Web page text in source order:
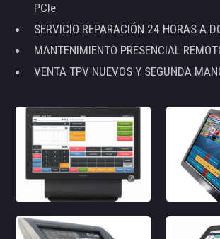
PCIe
SERVICIO REPARACIÓN 24 HORAS A
MANTENIMIENTO PRESENCIAL
VENTA TPV NUEVOS Y SEGUNDA